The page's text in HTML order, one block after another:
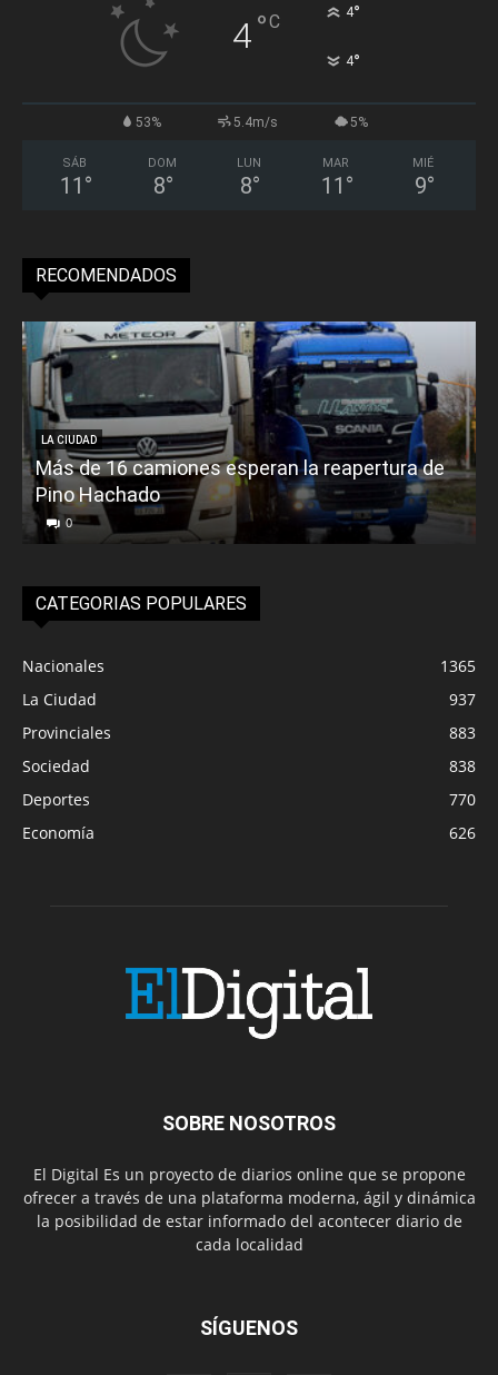
4°C 4°
4°
53% 5.4m/s 5%
SÁB
11 °
DOM
8°
LUN
8°
MAR
11 °
MIÉ
9°
RECOMENDADOS
LA CIUDAD
Más de 16 camiones esperan la reapertura de
Pino Hachado
0
CATEGORIAS POPULARES
Nacionales
1365
La Ciudad
937
Provinciales
883
Sociedad
838
Deportes
770
Economía
626
SOBRE NOSOTROS
El Digital Es un proyecto de diarios online que se propone
ofrecer a través de una plataforma moderna, ágil y dinámica
la posibilidad de estar informado del acontecer diario de
cada localidad
SÍGUENOS